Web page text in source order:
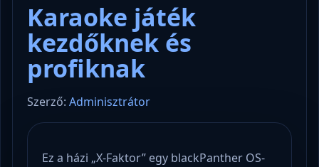
Karaoke játék
kezdőknek és
profiknak
Szerző: Adminisztrátor
Ez a házi „X-Faktor” egy blackPanther OS-